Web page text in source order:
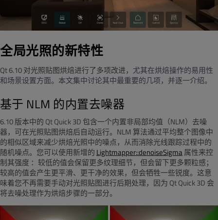
全局光照的新特性
Qt 6.10 对光照贴图烘焙进行了多项改进， 尤其在烘焙操作的易用性
和场景设置方面。本文集中讨论其中最重要的几项，并逐一介绍。
基于 NLM 的内置去噪器
6.10 版本中的 Qt Quick 3D 包含一个内置非局部均值（NLM）去噪
器，可在光照贴图烘焙后自动运行。NLM 算法通过平均整个图像中
的相似区域来减少烘焙光照中的噪点，从而消除光线跟踪过程中的
随机噪点。您可以使用新增的 Lightmapper::denoiseSigma 属性来控
制其强度 ：较低的值会保留更多纹理细节，但会留下更多颗粒感；
较高的值会产生更平滑、更干净的效果，但会牺牲一些锐度。这意
味着您不再需要手动对光照贴图进行后期处理，因为 Qt Quick 3D 会
将去噪处理作为烘焙步骤的一部分。